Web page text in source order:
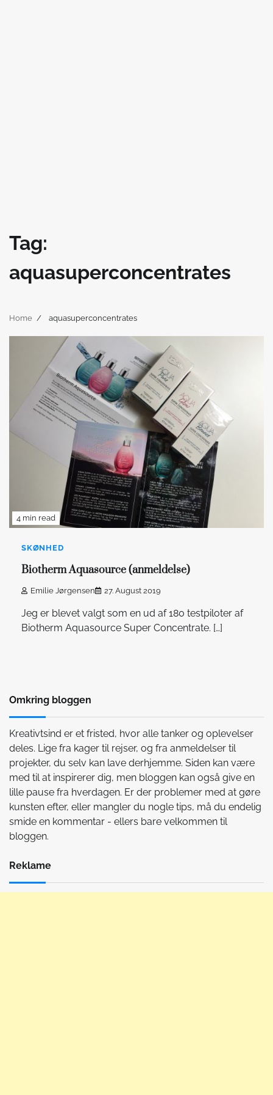
Tag:
aquasuperconcentrates
Home aquasuperconcentrates
4 min read
SKØNHED
Biotherm Aquasource (anmeldelse)
Emilie Jørgensen 27. August 2019
Jeg er blevet valgt som en ud af 180 testpiloter af
Biotherm Aquasource Super Concentrate. […]
Omkring bloggen
Kreativtsind er et fristed, hvor alle tanker og oplevelser
deles. Lige fra kager til rejser, og fra anmeldelser til
projekter, du selv kan lave derhjemme. Siden kan være
med til at inspirerer dig, men bloggen kan også give en
lille pause fra hverdagen. Er der problemer med at gøre
kunsten efter, eller mangler du nogle tips, må du endelig
smide en kommentar - ellers bare velkommen til
bloggen.
Reklame